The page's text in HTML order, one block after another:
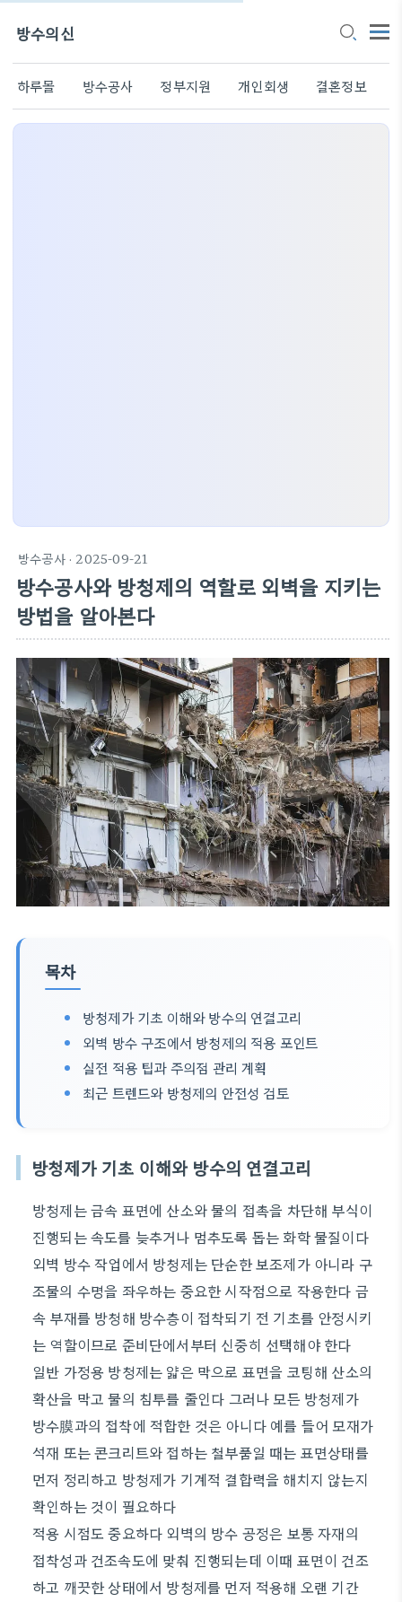
방수의신
하루몰 방수공사 정부지원 개인회생 결혼정보
방수공사· 2025-09-21
방수공사와 방청제의 역할로 외벽을 지키는
방법을 알아본다
목차
방청제가 기초 이해와 방수의 연결고리
외벽 방수 구조에서 방청제의 적용 포인트
실전 적용 팁과 주의점 관리 계획
최근 트렌드와 방청제의 안전성 검토
방청제가 기초 이해와 방수의 연결고리
방청제는 금속 표면에 산소와 물의 접촉을 차단해 부식이
진행되는 속도를 늦추거나 멈추도록 돕는 화학 물질이다
외벽 방수 작업에서 방청제는 단순한 보조제가 아니라 구
조물의 수명을 좌우하는 중요한 시작점으로 작용한다 금
속 부재를 방청해 방수층이 접착되기 전 기초를 안정시키
는 역할이므로 준비단에서부터 신중히 선택해야 한다
일반 가정용 방청제는 얇은 막으로 표면을 코팅해 산소의
확산을 막고 물의 침투를 줄인다 그러나 모든 방청제가
방수膜과의 접착에 적합한 것은 아니다 예를 들어 모재가
석재 또는 콘크리트와 접하는 철부품일 때는 표면상태를
먼저 정리하고 방청제가 기계적 결합력을 해치지 않는지
확인하는 것이 필요하다
적용 시점도 중요하다 외벽의 방수 공정은 보통 자재의
접착성과 건조속도에 맞춰 진행되는데 이때 표면이 건조
하고 깨끗한 상태에서 방청제를 먼저 적용해 오랜 기간